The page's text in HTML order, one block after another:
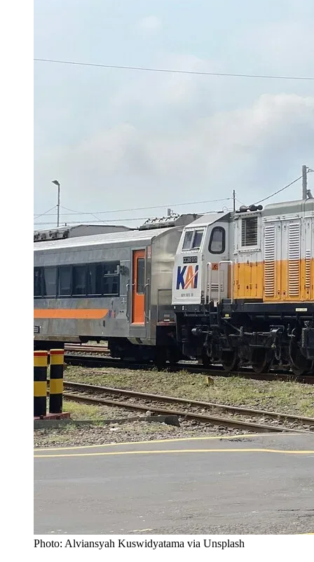
Photo: Alviansyah Kuswidyatama via Unsplash